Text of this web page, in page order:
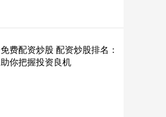
免费配资炒股 配资炒股排名：
助你把握投资良机